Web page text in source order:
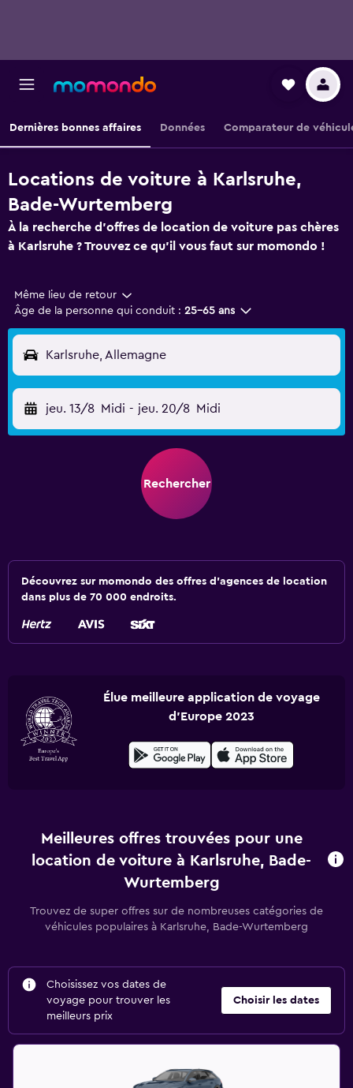
Dernières bonnes affaires Données Comparateur de
Locations de voiture à Karlsruhe,
Bade-Wurtemberg
À la recherche d'offres de location de voiture pas chères
à Karlsruhe ? Trouvez ce qu'il vous faut sur momondo !
Même lieu de retour
Âge de la personne qui conduit : 25-65 ans
Karlsruhe, Allemagne
jeu. 13/8 Midi - jeu. 20/8 Midi
Rechercher
Découvrez sur momondo des offres d'agences de location
dans plus de 70 000 endroits.
Élue meilleure application de voyage
d'Europe 2023
Meilleures offres trouvées pour une
location de voiture à Karlsruhe, Bade-
Wurtemberg
Trouvez de super offres sur de nombreuses catégories de
véhicules populaires à Karlsruhe, Bade-Wurtemberg
Choisissez vos dates de
voyage pour trouver les
meilleurs prix
Choisir les dates